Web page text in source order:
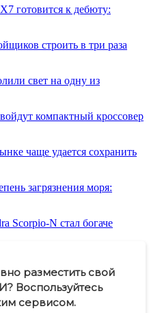
готовится к дебюту:
строить в три раза
свет на одну из
компактный кроссовер
чаще удается сохранить
загрязнения моря:
Scorpio-N стал богаче
разместить свой
Воспользуйтесь
сервисом.